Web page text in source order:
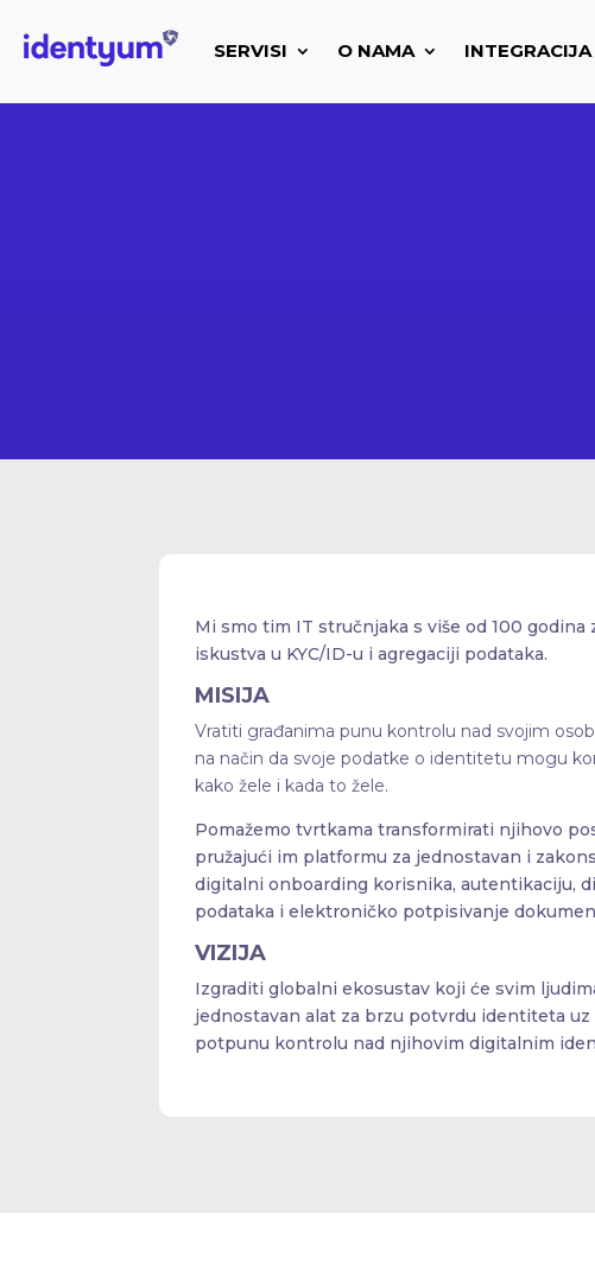
SERVISI O NAMA INTEGRACIJA
Mi smo tim IT stručnjaka s više od 100 godina
iskustva u KYC/ID-u i agregaciji podataka.
MISIJA
Vratiti građanima punu kontrolu nad svojim
na način da svoje podatke o identitetu mogu
kako žele i kada to žele.
Pomažemo tvrtkama transformirati njihovo
pružajući im platformu za jednostavan i
digitalni onboarding korisnika, autentikaciju,
podataka i elektroničko potpisivanje
VIZIJA
Izgraditi globalni ekosustav koji će svim
jednostavan alat za brzu potvrdu identiteta
potpunu kontrolu nad njihovim digitalnim